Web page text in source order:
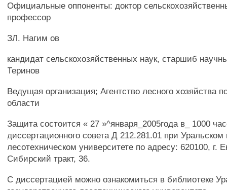
Официальные оппоненты: доктор
профессор
ЗЛ. Нагим ов
кандидат сельскохозяйственных наук, старшиб
Теринов
Ведущая организация; Агентство лесного хозяйства
области
Защита состоится « 27 »^января_2005года в_ 1000
диссертационного совета Д 212.281.01 при Уральском
лесотехническом университете по адресу: 620100, г.
Сибирский тракт, 36.
С диссертацией можно ознакомиться в библиотеке